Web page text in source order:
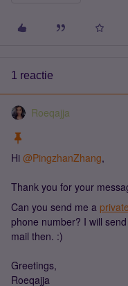
1 reactie
Roeqajja
Hi ​ @PingzhanZhang,
Thank you for your
Can you send me a
phone number? I will
mail then. :)
Greetings,
Roeqajja